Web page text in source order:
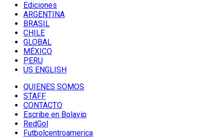
Ediciones
ARGENTINA
BRASIL
CHILE
GLOBAL
MÉXICO
PERU
US ENGLISH
QUIENES SOMOS
STAFF
CONTACTO
Escribe en Bolavip
RedGol
Futbolcentroamerica